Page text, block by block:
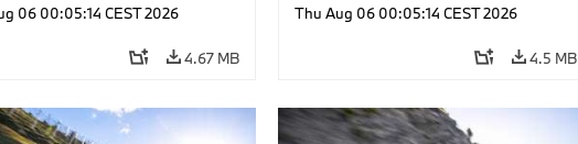
Extras, Accessories
06 00:05:14 CEST 2026
4.67 MB
Optional Extras, Accessories
Thu Aug 06 00:05:14 CEST 2026
4.5 MB